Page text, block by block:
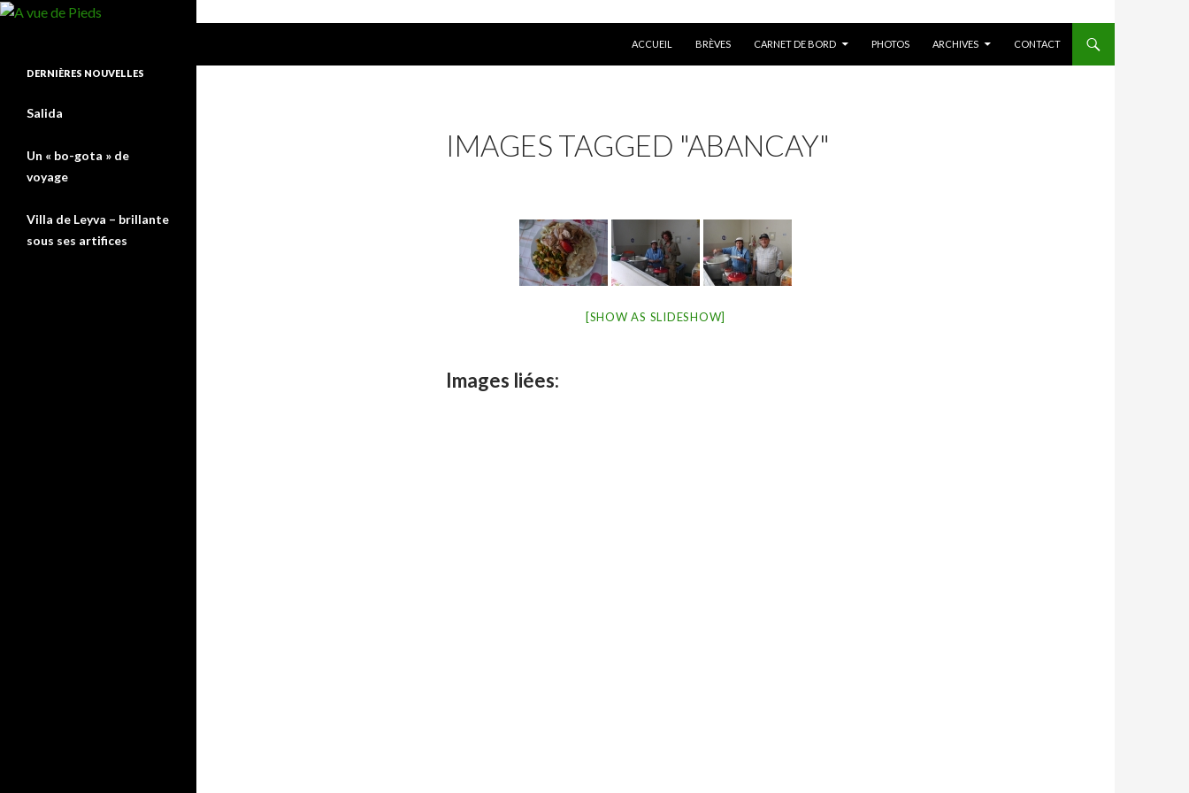
ACCUEIL
BRÈVES CARNET DE BORD PHOTOS ARCHIVES CONTACT
IMAGES TAGGED "ABANCAY"
[SHOW AS SLIDESHOW]
Images liées:
DERNIÈRES NOUVELLES
Salida
Un « bo-gota » de
voyage
Villa de Leyva – brillante
sous ses artifices